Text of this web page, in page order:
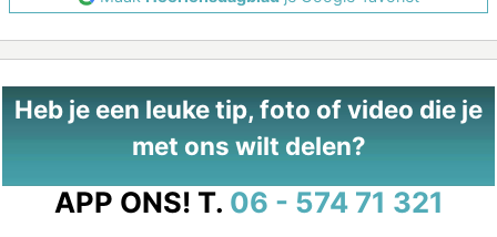
Heb je een leuke tip, foto of video die je
met ons wilt delen?
APP ONS! T. 06 - 574 71 321